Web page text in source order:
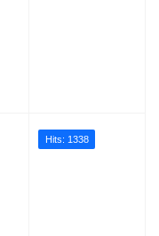
Hits: 1338